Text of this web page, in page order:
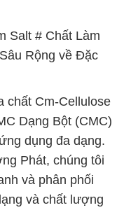
Salt # Chất Làm
Rộng về Đặc
chất Cm-Cellulose
Dạng Bột (CMC)
dụng đa dạng.
Phát, chúng tôi
và phân phối
và chất lượng